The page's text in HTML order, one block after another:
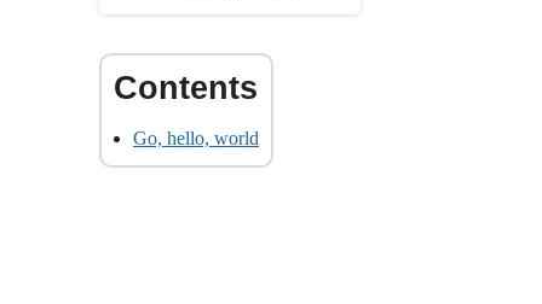
Go, hello, world